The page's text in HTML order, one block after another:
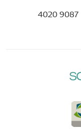
4020 9087